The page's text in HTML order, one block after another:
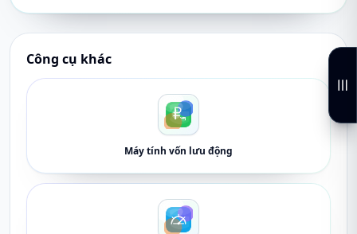
Công cụ khác
Máy tính vốn lưu động